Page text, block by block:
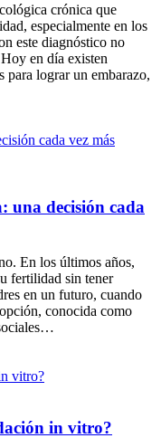
crónica que
especialmente en los
este diagnóstico no
en día existen
para lograr un embarazo,
una decisión cada
En los últimos años,
fertilidad sin tener
en un futuro, cuando
conocida como
in vitro?